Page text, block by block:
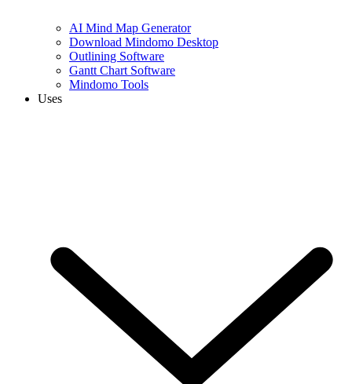
AI Mind Map Generator
Download Mindomo Desktop
Outlining Software
Gantt Chart Software
Mindomo Tools
Uses